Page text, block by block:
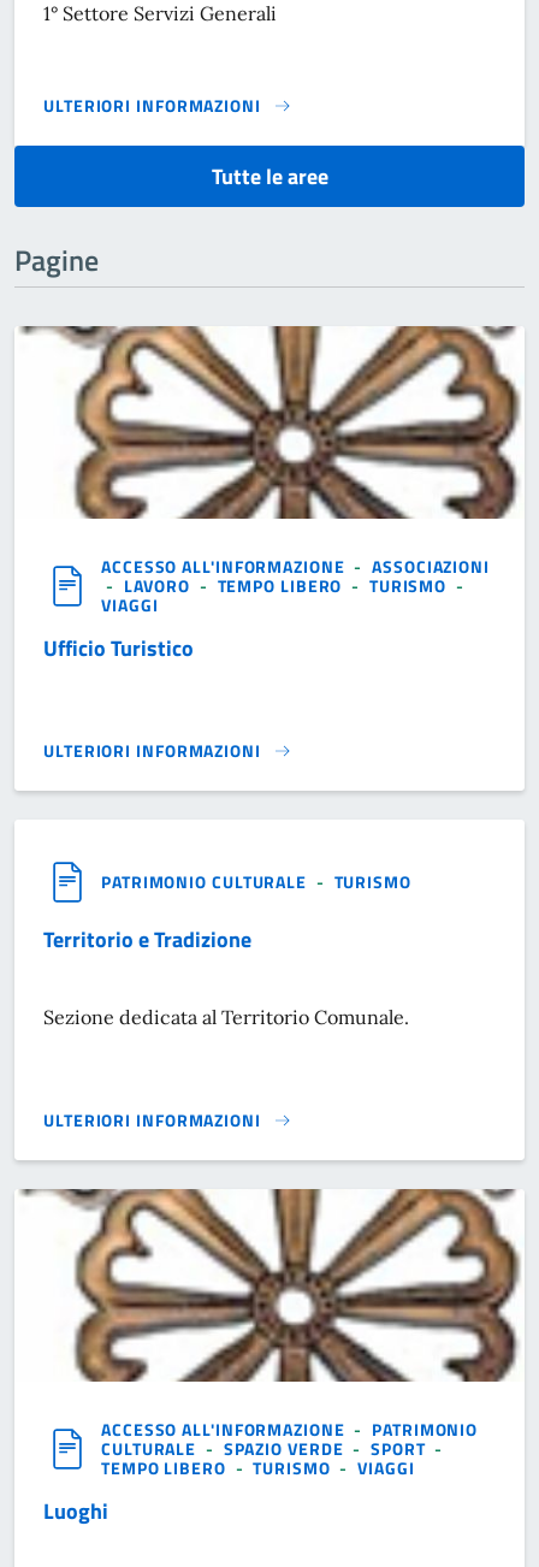
1° Settore Servizi Generali
ULTERIORI INFORMAZIONI
1° SETTORE SERVIZI GENERALI}
Tutte le aree
Pagine
ACCESSO ALL'INFORMAZIONE -ASSOCIAZIONI
- LAVORO - TEMPO LIBERO - TURISMO -
VIAGGI
Ufficio Turistico
ULTERIORI INFORMAZIONI
UFFICIO TURISTICO}
PATRIMONIO CULTURALE - TURISMO
Territorio e Tradizione
Sezione dedicata al Territorio Comunale.
ULTERIORI INFORMAZIONI
TERRITORIO E TRADIZIONE}
ACCESSO ALL'INFORMAZIONE - PATRIMONIO
CULTURALE - SPAZIO VERDE - SPORT -
TEMPO LIBERO -TURISMO -VIAGGI
Luoghi